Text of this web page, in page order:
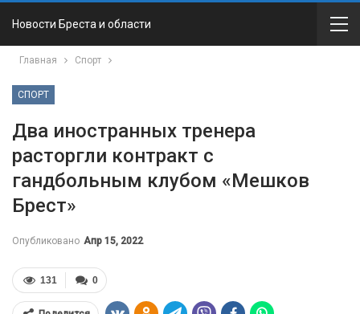
Новости Бреста и области
Главная Спорт
СПОРТ
Два иностранных тренера
расторгли контракт с
гандбольным клубом «Мешков
Брест»
Опубликовано Апр 15, 2022
0
131